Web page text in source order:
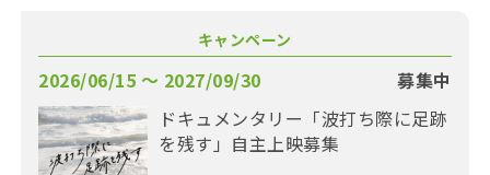
キャンペーン
2026/06/15 〜 2027/09/30
募集中
ドキュメンタリー「波打ち際に足跡
を残す」自主上映募集